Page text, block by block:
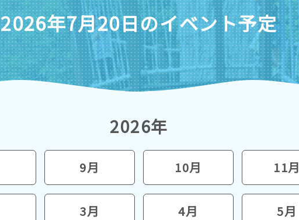
2026年7月20日のイベント予定
2026年
9月 10月 11月
3月 4月 5月